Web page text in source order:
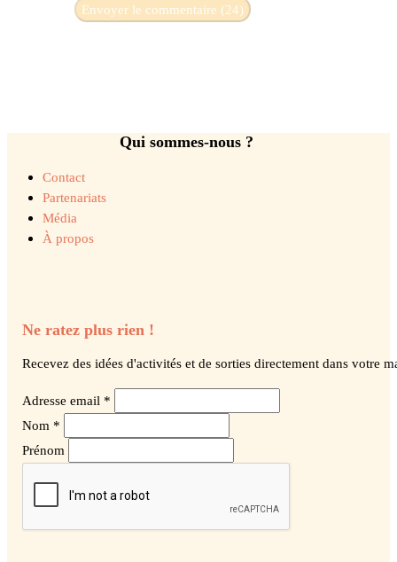
Qui sommes-nous ?
Contact
Partenariats
Média
À propos
Ne ratez plus rien !
Recevez des idées d'activités et de sorties directement dans votre
Adresse email *
Nom *
Prénom